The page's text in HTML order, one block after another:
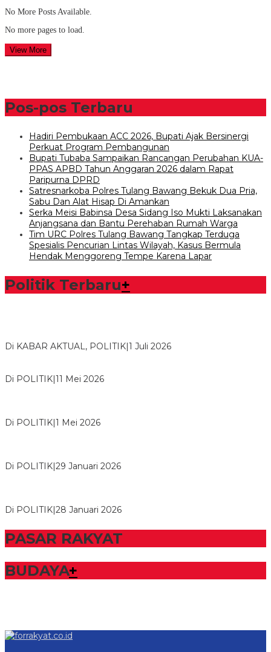
No More Posts Available.
No more pages to load.
View More
Pos-pos Terbaru
Hadiri Pembukaan ACC 2026, Bupati Ajak Bersinergi
Perkuat Program Pembangunan
Bupati Tubaba Sampaikan Rancangan Perubahan KUA-
PPAS APBD Tahun Anggaran 2026 dalam Rapat
Paripurna DPRD
Satresnarkoba Polres Tulang Bawang Bekuk Dua Pria,
Sabu Dan Alat Hisap Di Amankan
Serka Meisi Babinsa Desa Sidang Iso Mukti Laksanakan
Anjangsana dan Bantu Perehaban Rumah Warga
Tim URC Polres Tulang Bawang Tangkap Terduga
Spesialis Pencurian Lintas Wilayah, Kasus Bermula
Hendak Menggoreng Tempe Karena Lapar
Politik Terbaru+
Di KABAR AKTUAL, POLITIK|1 Juli 2026
Di POLITIK|11 Mei 2026
Di POLITIK|1 Mei 2026
Di POLITIK|29 Januari 2026
Di POLITIK|28 Januari 2026
PASAR RAKYAT
BUDAYA+